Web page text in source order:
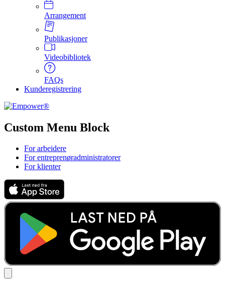
Arrangement
Publikasjoner
Videobibliotek
FAQs
Kunderegistrering
Custom Menu Block
For arbeidere
For entreprenøradministratorer
For klienter